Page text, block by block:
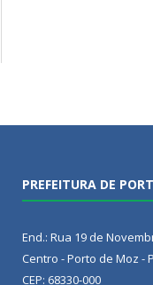
PREFEITURA DE
End.: Rua 19 de
Centro - Porto de Moz -
CEP: 68330-000